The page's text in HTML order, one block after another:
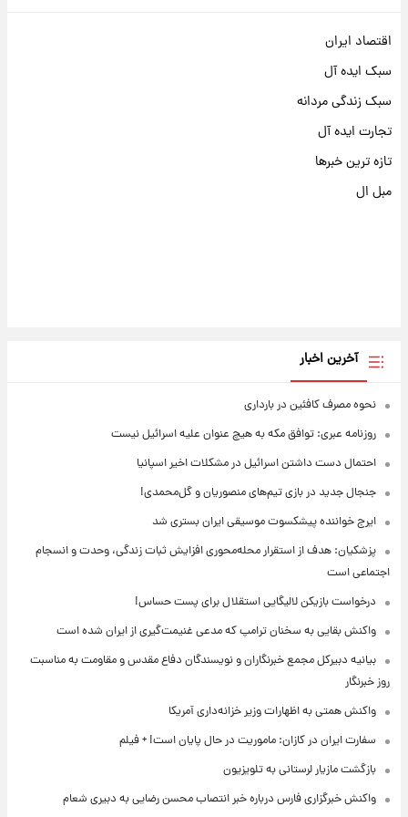
اقتصاد ایران
سبک ایده آل
سبک زندگی مردانه
تجارت ایده آل
تازه ترین خبرها
مبل ال
آخرین اخبار
نحوه مصرف کافئین در بارداری
روزنامه عبری: توافق مکه به هیچ عنوان علیه اسرائیل نیست
احتمال دست داشتن اسرائیل در مشکلات اخیر اسپانیا
جنجال جدید در بازی تیم‌های منصوریان و گل‌محمدی!
ایرج خواننده پیشکسوت موسیقی ایران بستری شد
پزشکیان: هدف از استقرار محله‌محوری افزایش ثبات زندگی، وحدت و انسجام
اجتماعی است
درخواست بازیکن لالیگایی استقلال برای پست حساس!
واکنش بقایی به سخنان ترامپ که مدعی غنیمت‌گیری از ایران شده است
بیانیه دبیرکل مجمع خبرنگاران و نویسندگان دفاع مقدس و مقاومت به مناسبت
روز خبرنگار
واکنش همتی به اظهارات وزیر خزانه‌داری آمریکا
سفارت ایران در کازان: ماموریت در حال پایان است! + فیلم
بازگشت مازیار لرستانی به تلویزیون
واکنش خبرگزاری فارس درباره خبر انتصاب محسن رضایی به دبیری شعام